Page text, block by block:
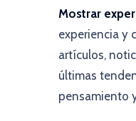
Mostrar
experiencia y
artículos,
últimas
pensamiento